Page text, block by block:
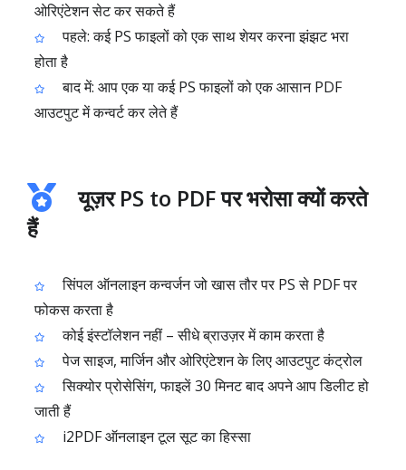
ओरिएंटेशन सेट कर सकते हैं
पहले: कई PS फाइलों को एक साथ शेयर करना झंझट भरा
होता है
बाद में: आप एक या कई PS फाइलों को एक आसान PDF
आउटपुट में कन्वर्ट कर लेते हैं
यूज़र PS to PDF पर भरोसा क्यों करते
हैं
सिंपल ऑनलाइन कन्वर्जन जो खास तौर पर PS से PDF पर
फोकस करता है
कोई इंस्टॉलेशन नहीं – सीधे ब्राउज़र में काम करता है
पेज साइज, मार्जिन और ओरिएंटेशन के लिए आउटपुट कंट्रोल
सिक्योर प्रोसेसिंग, फाइलें 30 मिनट बाद अपने आप डिलीट हो
जाती हैं
i2PDF ऑनलाइन टूल सूट का हिस्सा